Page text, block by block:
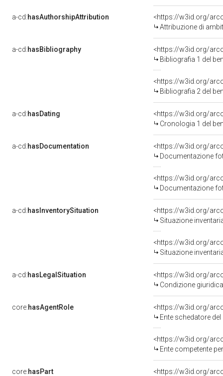
a-cd:hasAuthorshipAttribution
<https://w3id.org/
Attribuzione di
a-cd:hasBibliography
<https://w3id.org/
Bibliografia 1 del
<https://w3id.org/
Bibliografia 2 del
a-cd:hasDating
<https://w3id.org/
Cronologia 1 del
a-cd:hasDocumentation
Documentazione
Documentazione
a-cd:hasInventorySituation
<https://w3id.org/
Situazione
<https://w3id.org/
Situazione
a-cd:hasLegalSituation
<https://w3id.org/
Condizione
core:hasAgentRole
<https://w3id.org/
Ente schedatore
<https://w3id.org/
Ente competente
core:hasPart
<https://w3id.org/